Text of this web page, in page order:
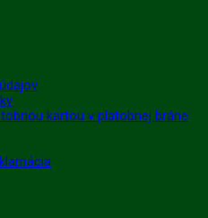
kartou v platobnej bráne